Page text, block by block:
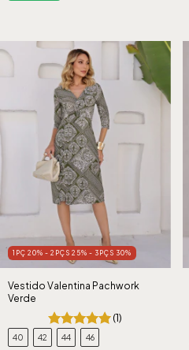
1PÇ 20% - 2PÇS 25% - 3PÇS 30%
Vestido Valentina Pachwork
Verde
(1)
40 42 44 46